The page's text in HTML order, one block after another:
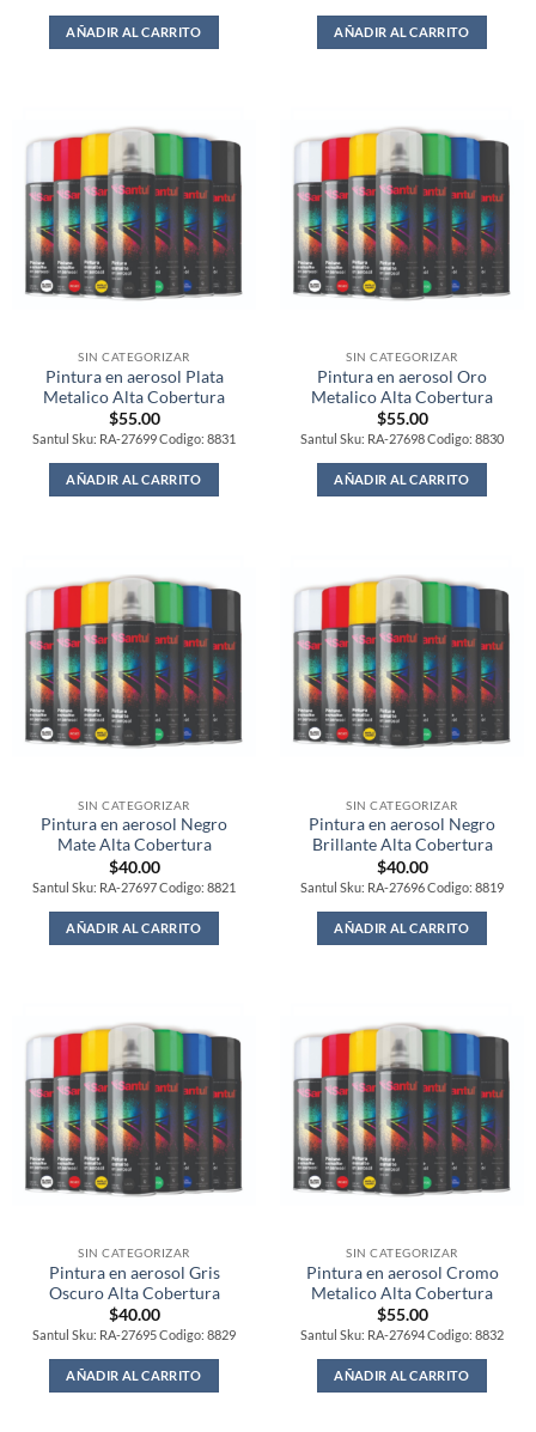
AÑADIR AL CARRITO AÑADIR AL CARRITO
SIN CATEGORIZAR
Pintura en aerosol Plata
Metalico Alta Cobertura
$55.00
Santul Sku: RA-27699 Codigo: 8831
AÑADIR AL CARRITO
SIN CATEGORIZAR
Pintura en aerosol Oro
Metalico Alta Cobertura
$55.00
Santul Sku: RA-27698 Codigo: 8830
AÑADIR AL CARRITO
SIN CATEGORIZAR
Pintura en aerosol Negro
Mate Alta Cobertura
$40.00
Santul Sku: RA-27697 Codigo: 8821
AÑADIR AL CARRITO
SIN CATEGORIZAR
Pintura en aerosol Negro
Brillante Alta Cobertura
$40.00
Santul Sku: RA-27696 Codigo: 8819
AÑADIR AL CARRITO
SIN CATEGORIZAR
Pintura en aerosol Gris
Oscuro Alta Cobertura
$40.00
Santul Sku: RA-27695 Codigo: 8829
AÑADIR AL CARRITO
SIN CATEGORIZAR
Pintura en aerosol Cromo
Metalico Alta Cobertura
$55.00
Santul Sku: RA-27694 Codigo: 8832
AÑADIR AL CARRITO